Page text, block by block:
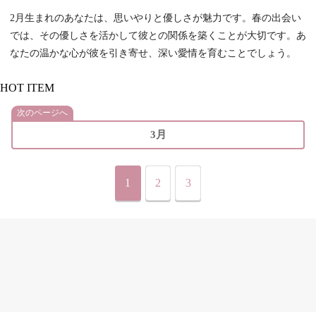
2月生まれのあなたは、思いやりと優しさが魅力です。春の出会い
では、その優しさを活かして彼との関係を築くことが大切です。あ
なたの温かな心が彼を引き寄せ、深い愛情を育むことでしょう。
HOT ITEM
次のページへ
3月
1 2 3